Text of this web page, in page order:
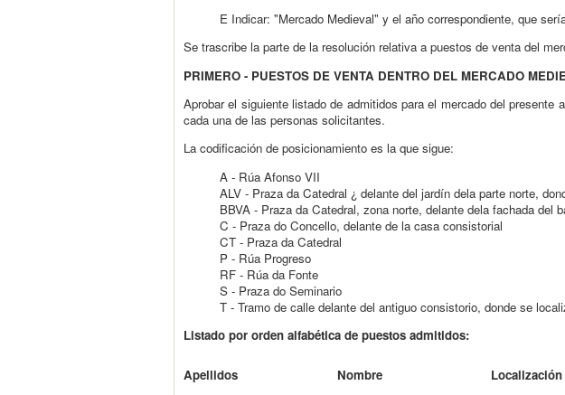
E Indicar: "Mercado Medieval" y el año correspondiente, que
Se trascribe la parte de la resolución relativa a puestos de venta del
PRIMERO - PUESTOS DE VENTA DENTRO DEL MERCADO
Aprobar el siguiente listado de admitidos para el mercado del
cada una de las personas solicitantes.
La codificación de posicionamiento es la que sigue:
A - Rúa Afonso VII
ALV - Praza da Catedral ¿ delante del jardín dela parte norte,
BBVA - Praza da Catedral, zona norte, delante dela fachada del
C - Praza do Concello, delante de la casa consistorial
CT - Praza da Catedral
P - Rúa Progreso
RF - Rúa da Fonte
S - Praza do Seminario
T - Tramo de calle delante del antiguo consistorio, donde se
Listado por orden alfabética de puestos admitidos:
Apellidos Nombre Localización